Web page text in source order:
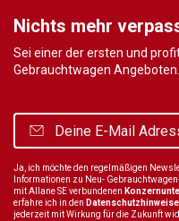
Nichts mehr
Sei einer der ersten und
Gebrauchtwagen Angeboten.
Ja, ich möchte den regelmäßigen
Informationen zu Neu-
mit Allane SE verbundenen
erfahre ich in den
jederzeit mit Wirkung für die Zukunft